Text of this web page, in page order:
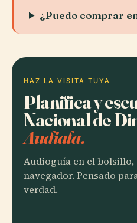
¿Puedo comprar
HAZ LA VISITA TUYA
Planifica y
Nacional de
Audiala.
Audioguía en el
navegador. Pensado
verdad.